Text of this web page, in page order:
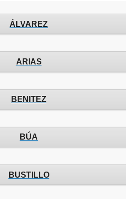
ÁLVAREZ
ARIAS
BENITEZ
BÚA
BUSTILLO